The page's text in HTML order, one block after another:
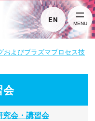
EN MENU
およびプラズマプロセス技
会
究会・講習会